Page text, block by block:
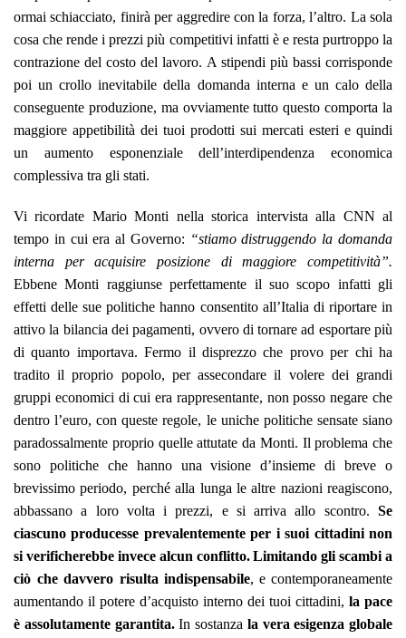
ormai schiacciato, finirà per aggredire con la forza, l’altro. La sola
cosa che rende i prezzi più competitivi infatti è e resta purtroppo la
contrazione del costo del lavoro. A stipendi più bassi corrisponde
poi un crollo inevitabile della domanda interna e un calo della
conseguente produzione, ma ovviamente tutto questo comporta la
maggiore appetibilità dei tuoi prodotti sui mercati esteri e quindi
un aumento esponenziale dell’interdipendenza economica
complessiva tra gli stati.
Vi ricordate Mario Monti nella storica intervista alla CNN al
tempo in cui era al Governo: “stiamo distruggendo la domanda
interna per acquisire posizione di maggiore competitività”.
Ebbene Monti raggiunse perfettamente il suo scopo infatti gli
effetti delle sue politiche hanno consentito all’Italia di riportare in
attivo la bilancia dei pagamenti, ovvero di tornare ad esportare più
di quanto importava. Fermo il disprezzo che provo per chi ha
tradito il proprio popolo, per assecondare il volere dei grandi
gruppi economici di cui era rappresentante, non posso negare che
dentro l’euro, con queste regole, le uniche politiche sensate siano
paradossalmente proprio quelle attutate da Monti. Il problema che
sono politiche che hanno una visione d’insieme di breve o
brevissimo periodo, perché alla lunga le altre nazioni reagiscono,
abbassano a loro volta i prezzi, e si arriva allo scontro. Se
ciascuno producesse prevalentemente per i suoi cittadini non
si verificherebbe invece alcun conflitto.Limitando gli scambi a
ciò che davvero risulta indispensabile, e contemporaneamente
aumentando il potere d’acquisto interno dei tuoi cittadini, la pace
è assolutamente garantita.In sostanza la vera esigenza globale